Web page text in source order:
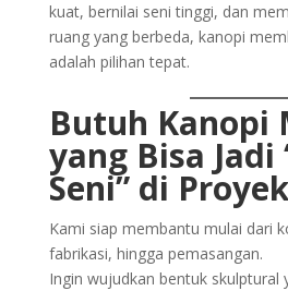
kuat, bernilai seni tinggi, dan
ruang yang berbeda, kanopi
adalah pilihan tepat.
Butuh Kanopi
yang Bisa Jadi
Seni” di
Kami siap membantu mulai dari
fabrikasi, hingga pemasangan.
Ingin wujudkan bentuk skulptural